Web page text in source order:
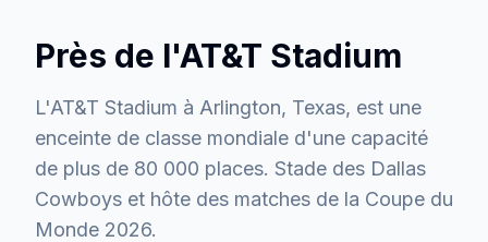
Près de l'AT&T Stadium
L'AT&T Stadium à Arlington, Texas, est une
enceinte de classe mondiale d'une capacité
de plus de 80 000 places. Stade des Dallas
Cowboys et hôte des matches de la Coupe du
Monde 2026.